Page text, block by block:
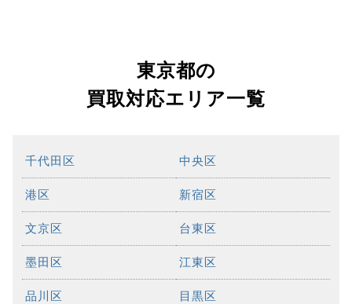
東京都の
買取対応エリア一覧
千代田区 中央区
港区 新宿区
文京区 台東区
墨田区 江東区
品川区 目黒区